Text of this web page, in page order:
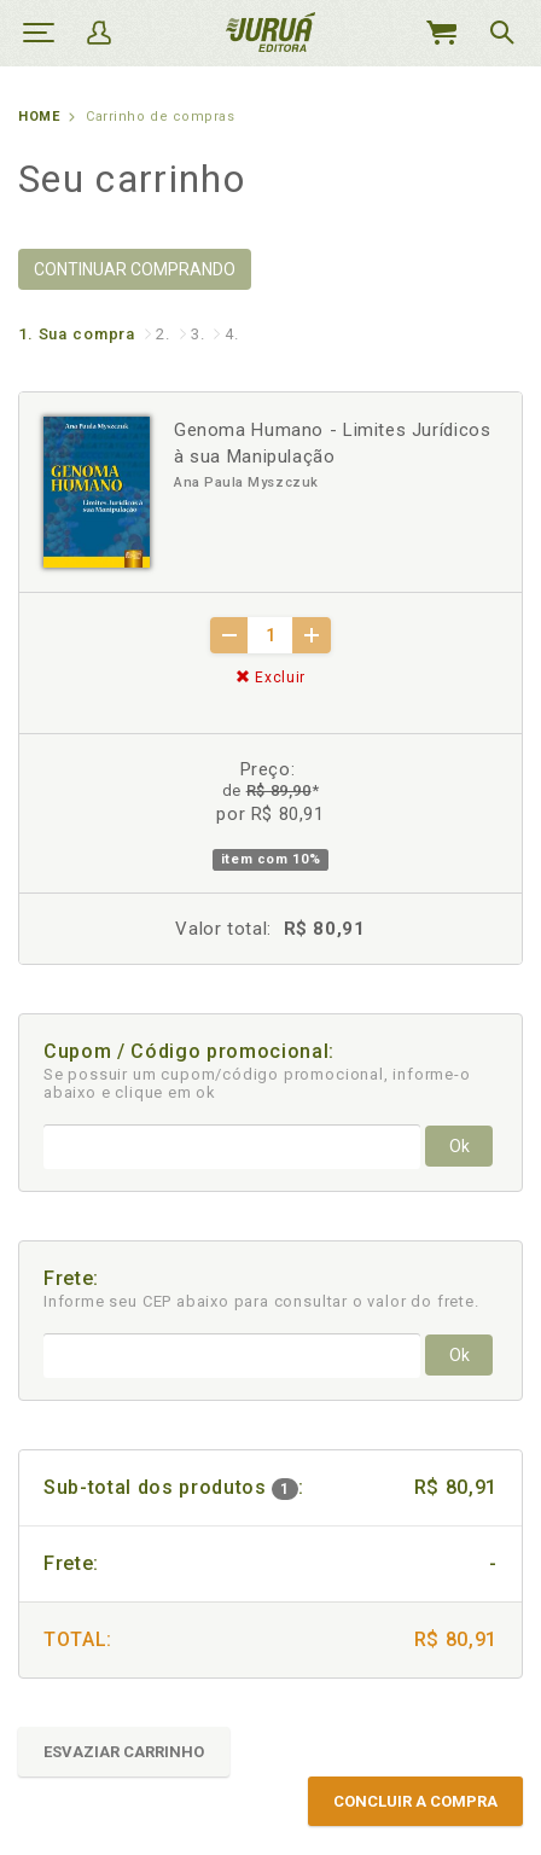
MEU
HOME Carrinho de compras
Seu carrinho
CONTINUAR COMPRANDO
1. Sua compra 2. 3. 4.
Genoma Humano - Limites Jurídicos
à sua Manipulação
Ana Paula Myszczuk
Excluir
Preço:
deR$ 89,90*
por R$ 80,91
item com 10%
Valor total: R$ 80,91
Cupom / Código promocional:
Se possuir um cupom/código promocional, informe-o
abaixo e clique em ok
Ok
Frete:
Informe seu CEP abaixo para consultar o valor do frete.
Ok
Sub-total dos produtos 1 : R$ 80,91
Frete: -
TOTAL: R$ 80,91
ESVAZIAR CARRINHO
CONCLUIR A COMPRA